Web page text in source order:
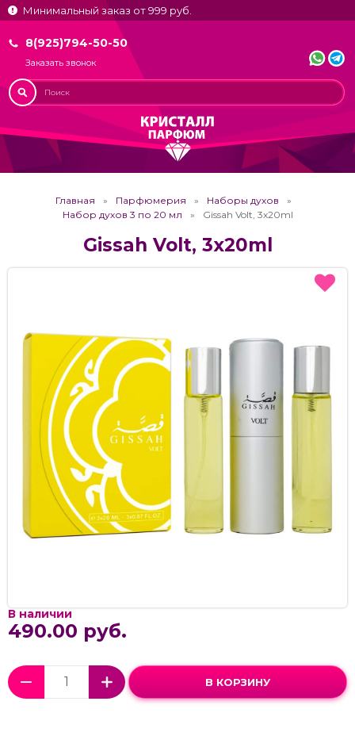
Минимальный заказ от 999 руб.
8(925)794-50-50
Заказать звонок
Главная Парфюмерия
Наборы духов
Набор духов 3 по 20 мл
Gissah Volt, 3х20ml
Gissah Volt, 3х20ml
В наличии
490.00 руб.
В КОРЗИНУ